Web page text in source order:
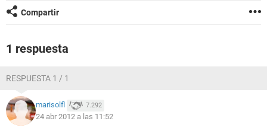
Compartir
1 respuesta
RESPUESTA 1 / 1
marisolfl 7.292
24 abr 2012 a las 11:52